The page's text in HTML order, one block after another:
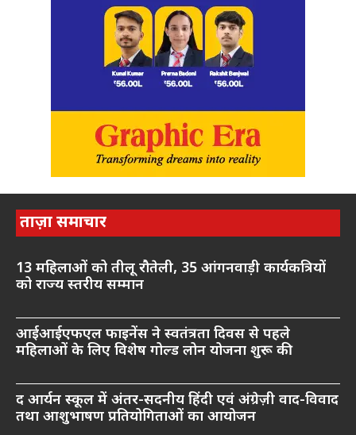
ताज़ा समाचार
13 महिलाओं को तीलू रौतेली, 35 आंगनवाड़ी कार्यकत्रियों
को राज्य स्तरीय सम्मान
आईआईएफएल फाइनेंस ने स्वतंत्रता दिवस से पहले
महिलाओं के लिए विशेष गोल्ड लोन योजना शुरू की
द आर्यन स्कूल में अंतर-सदनीय हिंदी एवं अंग्रेज़ी वाद-विवाद
तथा आशुभाषण प्रतियोगिताओं का आयोजन